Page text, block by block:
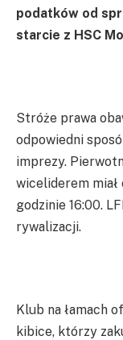
podatków od
starcie z HSC
Stróże prawa
odpowiedni
imprezy.
wiceliderem
godzinie 16:00.
rywalizacji.
Klub na łamach
kibice, którzy